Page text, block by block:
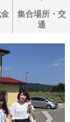
集合場所・交
通